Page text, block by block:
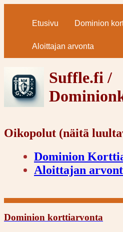
Etusivu Dominion
Aloittajan arvonta
Suffle.fi /
Oikopolut (näitä
Dominion
Aloittajan
Dominion korttiarvonta